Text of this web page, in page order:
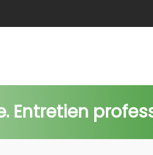
Entretien